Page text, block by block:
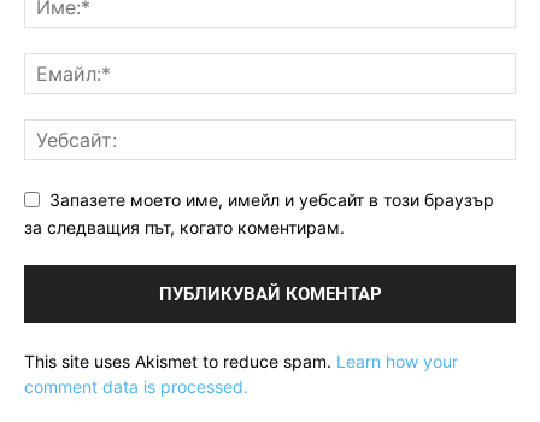
Запазете моето име, имейл и уебсайт в този браузър
за следващия път, когато коментирам.
This site uses Akismet to reduce spam. Learn how your
comment data is processed.